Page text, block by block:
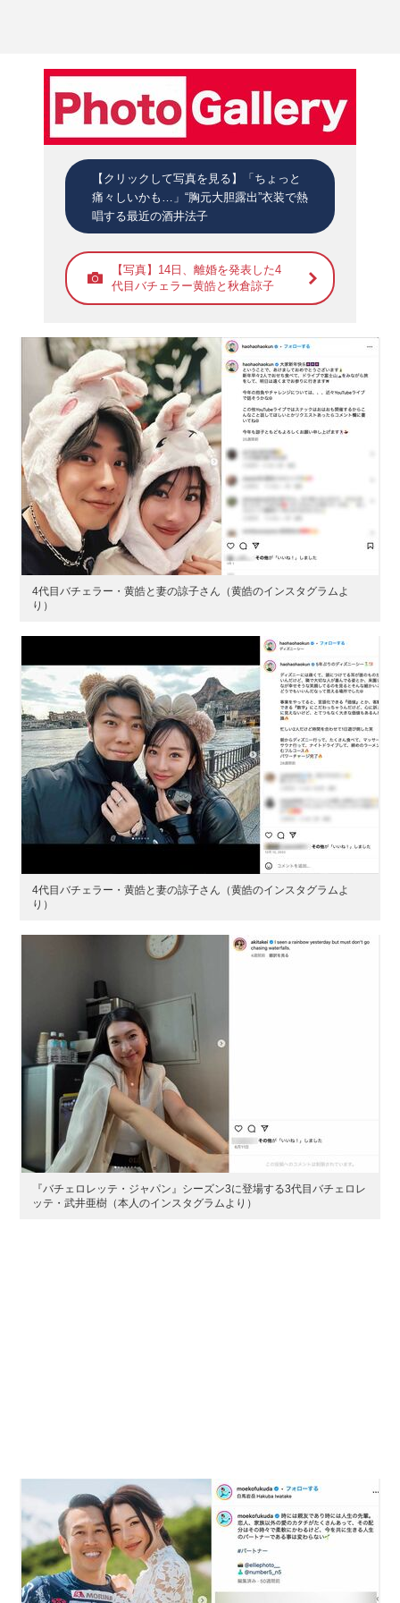
【クリックして写真を見る】「ちょっと
痛々しいかも…」“胸元大胆露出”衣装で熱
唱する最近の酒井法子
【写真】14日、離婚を発表した4
代目バチェラー黄皓と秋倉諒子
4代目バチェラー・黄皓と妻の諒子さん（黄皓のインスタグラムよ
り）
4代目バチェラー・黄皓と妻の諒子さん（黄皓のインスタグラムよ
り）
『バチェロレッテ・ジャパン』シーズン3に登場する3代目バチェロレ
ッテ・武井亜樹（本人のインスタグラムより）